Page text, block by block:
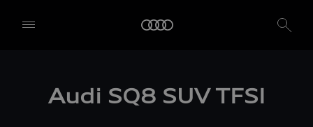
Audi SQ8 SUV TFSI